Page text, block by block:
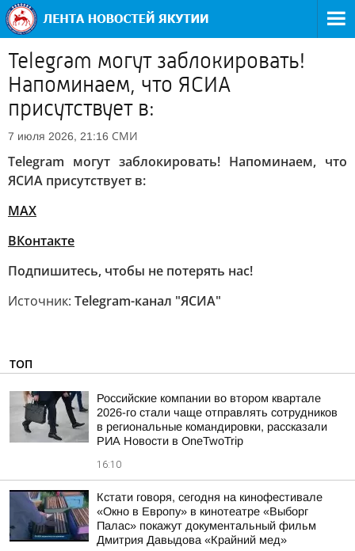
Telegram могут заблокировать!
Напоминаем, что ЯСИА
присутствует в:
7 июля 2026, 21:16 СМИ
Telegram могут заблокировать! Напоминаем, что
ЯСИА присутствует в:
MAX
ВКонтакте
Подпишитесь, чтобы не потерять нас!
Источник: Telegram-канал "ЯСИА"
ТОП
Российские компании во втором квартале
2026-го стали чаще отправлять сотрудников
в региональные командировки, рассказали
РИА Новости в OneTwoTrip
16:10
Кстати говоря, сегодня на кинофестивале
«Окно в Европу» в кинотеатре «Выборг
Палас» покажут документальный фильм
Дмитрия Давыдова «Крайний мед»